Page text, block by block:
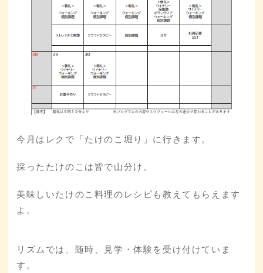
今月はレクで「たけのこ堀り」に行きます。
採ったたけのこは皆で山分け。
美味しいたけのこ料理のレシピも教えてもらえます
よ。
リズムでは、随時、見学・体験を受け付けていま
す。